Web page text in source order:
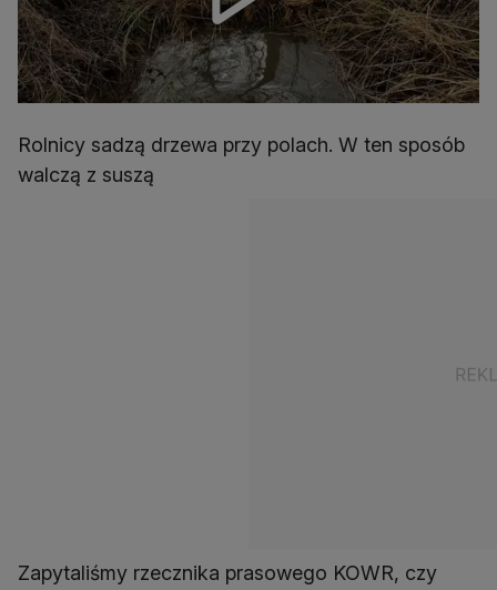
Rolnicy sadzą drzewa przy polach. W ten sposób
walczą z suszą
Zapytaliśmy rzecznika prasowego KOWR, czy